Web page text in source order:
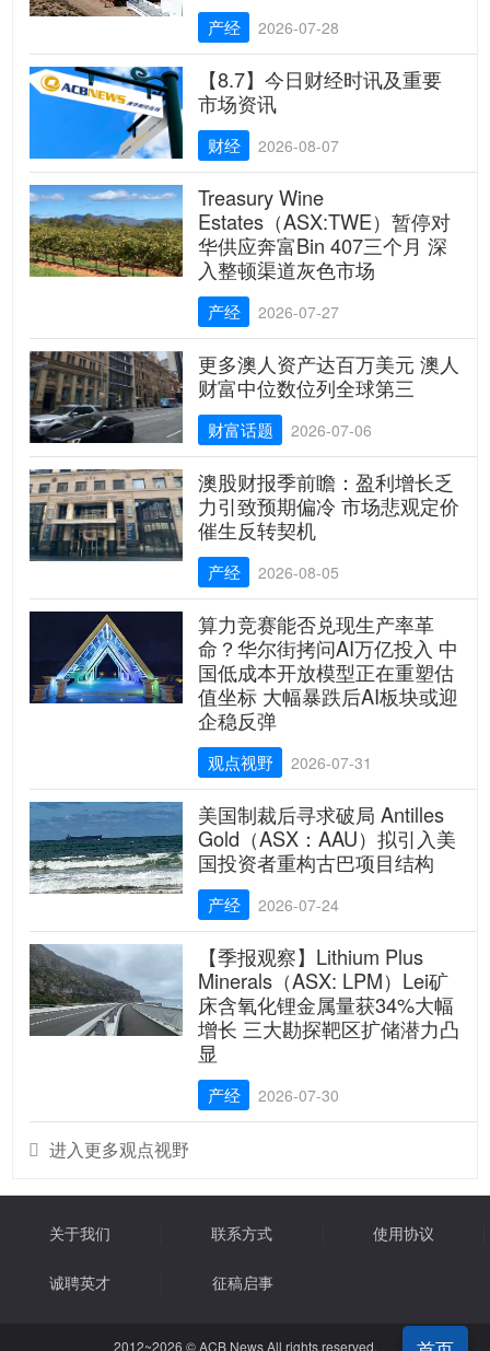
产经 2026-07-28
【8.7】今日财经时讯及重要
市场资讯
财经 2026-08-07
Treasury Wine
Estates（ASX:TWE）暂停对
华供应奔富Bin 407三个月 深
入整顿渠道灰色市场
产经 2026-07-27
更多澳人资产达百万美元 澳人
财富中位数位列全球第三
财富话题 2026-07-06
澳股财报季前瞻：盈利增长乏
力引致预期偏冷 市场悲观定价
催生反转契机
产经 2026-08-05
算力竞赛能否兑现生产率革
命？华尔街拷问AI万亿投入 中
国低成本开放模型正在重塑估
值坐标 大幅暴跌后AI板块或迎
企稳反弹
观点视野 2026-07-31
美国制裁后寻求破局 Antilles
Gold（ASX：AAU）拟引入美
国投资者重构古巴项目结构
产经 2026-07-24
【季报观察】Lithium Plus
Minerals（ASX: LPM）Lei矿
床含氧化锂金属量获34%大幅
增长 三大勘探靶区扩储潜力凸
显
产经 2026-07-30
 进入更多观点视野
关于我们 联系方式 使用协议
诚聘英才 征稿启事
2012~2026 © ACB News All rights reserved.